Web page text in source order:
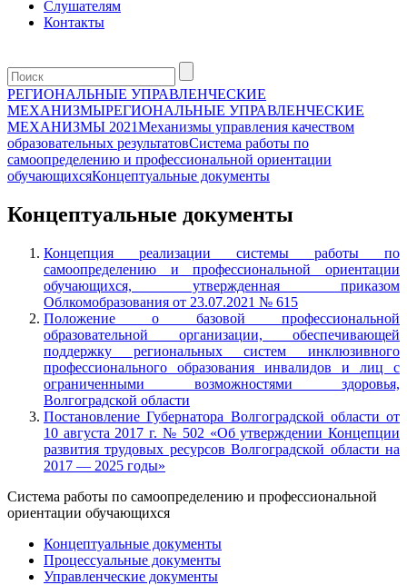
Слушателям
Контакты
РЕГИОНАЛЬНЫЕ УПРАВЛЕНЧЕСКИЕ
МЕХАНИЗМЫРЕГИОНАЛЬНЫЕ УПРАВЛЕНЧЕСКИЕ
МЕХАНИЗМЫ 2021Механизмы управления качеством
образовательных результатовСистема работы по
самоопределению и профессиональной ориентации
обучающихсяКонцептуальные документы
Концептуальные документы
Концепция реализации системы работы по
самоопределению и профессиональной ориентации
обучающихся, утвержденная приказом
Облкомобразования от 23.07.2021 № 615
Положение о базовой профессиональной
образовательной организации, обеспечивающей
поддержку региональных систем инклюзивного
профессионального образования инвалидов и лиц с
ограниченными возможностями здоровья,
Волгоградской области
Постановление Губернатора Волгоградской области от
10 августа 2017 г. № 502 «Об утверждении Концепции
развития трудовых ресурсов Волгоградской области на
2017 — 2025 годы»
Система работы по самоопределению и профессиональной
ориентации обучающихся
Концептуальные документы
Процессуальные документы
Управленческие документы